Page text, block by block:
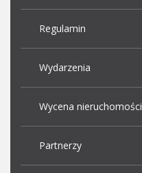
Regulamin
Wydarzenia
Wycena nieruchomości
Partnerzy